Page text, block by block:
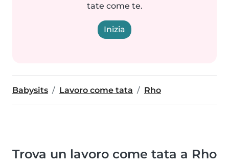
tate come te.
Inizia
Babysits Lavoro come tata Rho
Trova un lavoro come tata a Rho